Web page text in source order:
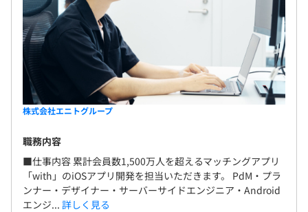
■2事業グループ体制
エニトグループ：経営／データ戦略／技術戦略／事業戦略
／Trust＆Safety／コーポレート／社内システム／人事戦
with＆Omiai ：開発／企画／マーケティング／CS／QA
■開発チーム構成
在籍しております。
アプリ向けAPI開発・Webフロントエンド・インフラ構築
など、役割を分けることなく、エンジニア全員が携わって
います。
■感動体験制度
・よい体験をするための費用（上限6万円／年）
└ アクティビティ、映画、食事、展示会、旅行、セミナ
ー、スクール等
■婚活・恋活サポート
・活動に対する費用（上限1万円／年）
■シッターサポート
・ベビーシッターによる「家庭内保育やお世話」「保育等
施設への送迎」のサポート ※保育料2,200円を上回る場
株式会社エニトグループ
職務内容
■仕事内容 累計会員数1,500万人を超えるマッチングアプリ
「with」のiOSアプリ開発を担当いただきます。 PdM・プラ
ンナー・デザイナー・サーバーサイドエンジニア・Android
エンジ... 詳しく見る